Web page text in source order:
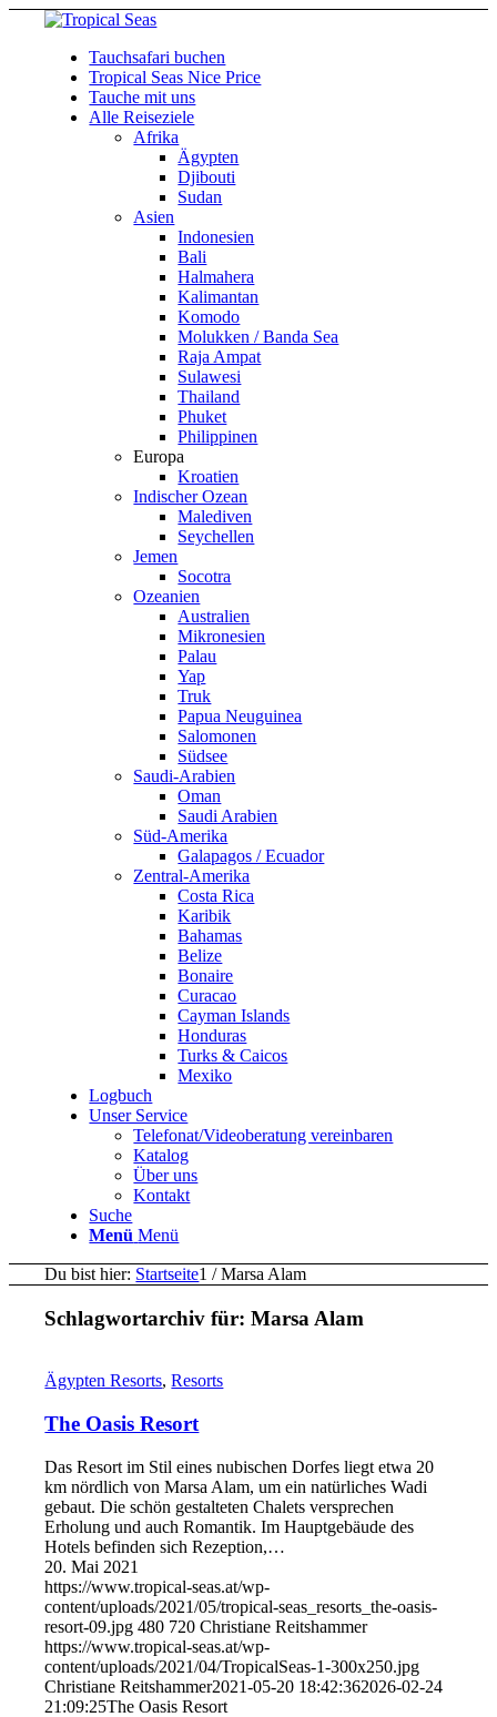
Tauchsafari buchen
Tropical Seas Nice Price
Tauche mit uns
Alle Reiseziele
Afrika
Ägypten
Djibouti
Sudan
Asien
Indonesien
Bali
Halmahera
Kalimantan
Komodo
Molukken / Banda Sea
Raja Ampat
Sulawesi
Thailand
Phuket
Philippinen
Europa
Kroatien
Indischer Ozean
Malediven
Seychellen
Jemen
Socotra
Ozeanien
Australien
Mikronesien
Palau
Yap
Truk
Papua Neuguinea
Salomonen
Südsee
Saudi-Arabien
Oman
Saudi Arabien
Süd-Amerika
Galapagos / Ecuador
Zentral-Amerika
Costa Rica
Karibik
Bahamas
Belize
Bonaire
Curacao
Cayman Islands
Honduras
Turks & Caicos
Mexiko
Logbuch
Unser Service
Telefonat/Videoberatung vereinbaren
Katalog
Über uns
Kontakt
Suche
Menü Menü
Du bist hier: Startseite1 / Marsa Alam
Schlagwortarchiv für:Marsa Alam
Ägypten Resorts,Resorts
The Oasis Resort
Das Resort im Stil eines nubischen Dorfes liegt etwa 20
km nördlich von Marsa Alam, um ein natürliches Wadi
gebaut. Die schön gestalteten Chalets versprechen
Erholung und auch Romantik. Im Hauptgebäude des
Hotels befinden sich Rezeption,…
20. Mai 2021
https://www.tropical-seas.at/wp-
content/uploads/2021/05/tropical-seas_resorts_the-oasis-
resort-09.jpg 480 720 Christiane Reitshammer
https://www.tropical-seas.at/wp-
content/uploads/2021/04/TropicalSeas-1-300x250.jpg
Christiane Reitshammer2021-05-20 18:42:362026-02-24
21:09:25The Oasis Resort